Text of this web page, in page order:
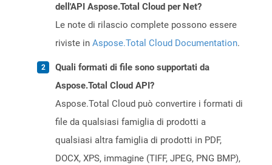
dell'API Aspose.Total Cloud per Net?
Le note di rilascio complete possono essere
riviste in Aspose.Total Cloud Documentation.
Quali formati di file sono supportati da
Aspose.Total Cloud API?
Aspose.Total Cloud può convertire i formati di
file da qualsiasi famiglia di prodotti a
qualsiasi altra famiglia di prodotti in PDF,
DOCX, XPS, immagine (TIFF, JPEG, PNG BMP),